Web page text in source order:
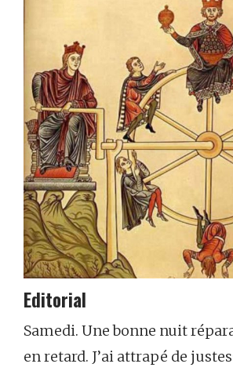
Editorial
Samedi. Une bonne nuit
en retard. J’ai attrapé de